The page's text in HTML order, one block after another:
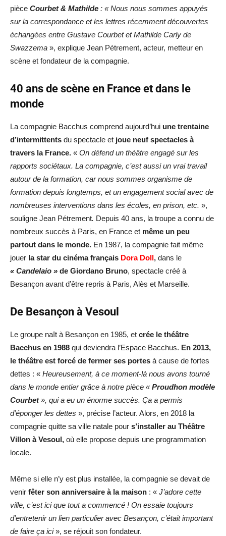
pièce Courbet & Mathilde : « Nous nous sommes appuyés
sur la correspondance et les lettres récemment découvertes
échangées entre Gustave Courbet et Mathilde Carly de
Swazzema », explique Jean Pétrement, acteur, metteur en
scène et fondateur de la compagnie.
40 ans de scène en France et dans le
monde
La compagnie Bacchus comprend aujourd’hui une trentaine
d’intermittents du spectacle et joue neuf spectacles à
travers la France. « On défend un théâtre engagé sur les
rapports sociétaux. La compagnie, c’est aussi un vrai travail
autour de la formation, car nous sommes organisme de
formation depuis longtemps, et un engagement social avec de
nombreuses interventions dans les écoles, en prison, etc. »,
souligne Jean Pétrement. Depuis 40 ans, la troupe a connu de
nombreux succès à Paris, en France et même un peu
partout dans le monde. En 1987, la compagnie fait même
jouer la star du cinéma français Dora Doll, dans le
« Candelaio » de Giordano Bruno, spectacle créé à
Besançon avant d’être repris à Paris, Alès et Marseille.
De Besançon à Vesoul
Le groupe naît à Besançon en 1985, et crée le théâtre
Bacchus en 1988 qui deviendra l’Espace Bacchus. En 2013,
le théâtre est forcé de fermer ses portes à cause de fortes
dettes : « Heureusement, à ce moment-là nous avons tourné
dans le monde entier grâce à notre pièce «Proudhon modèle
Courbet», qui a eu un énorme succès. Ça a permis
d’éponger les dettes », précise l’acteur. Alors, en 2018 la
compagnie quitte sa ville natale pour s’installer au Théâtre
Villon à Vesoul, où elle propose depuis une programmation
locale.
Même si elle n’y est plus installée, la compagnie se devait de
venir fêter son anniversaire à la maison : « J’adore cette
ville, c’est ici que tout a commencé ! On essaie toujours
d’entretenir un lien particulier avec Besançon, c’était important
de faire ça ici», se réjouit son fondateur.